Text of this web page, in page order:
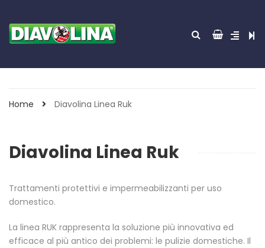
Home Diavolina Linea Ruk
Diavolina Linea Ruk
Trattamenti protettivi e impermeabilizzanti per uso
domestico.
La linea RUK rappresenta la soluzione più innovativa ed
efficace al più antico dei problemi: le pulizie domestiche. Il